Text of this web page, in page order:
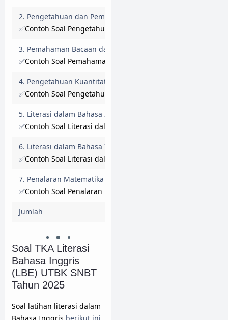
2. Pengetahuan dan Pemahaman Umum
✅Contoh Soal Pengetahuan dan Pemahaman Umum
3. Pemahaman Bacaan dan Menulis
✅Contoh Soal Pemahaman Bacaan dan Menulis
4. Pengetahuan Kuantitatif
✅Contoh Soal Pengetahuan Kuantitatif
5. Literasi dalam Bahasa Indonesia
✅Contoh Soal Literasi dalam Bahasa Indonesia
6. Literasi dalam Bahasa Inggris
✅Contoh Soal Literasi dalam Bahasa Inggris
7. Penalaran Matematika
✅Contoh Soal Penalaran Matematika
Jumlah
Soal TKA Literasi
Bahasa Inggris
(LBE) UTBK SNBT
Tahun 2025
Soal latihan literasi dalam
Bahasa Inggris berikut ini,